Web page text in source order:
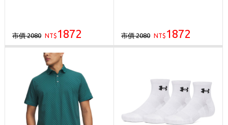
市價 2080 NT$ 1872 市價 2080 NT$ 1872